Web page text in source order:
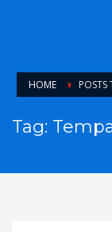
HOME POSTS
Tag: